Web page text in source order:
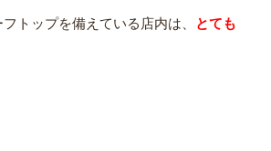
トップを備えている店内は、
とても